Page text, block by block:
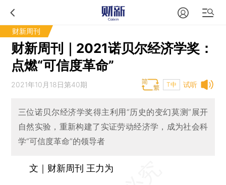
财新周刊
财新周刊｜2021诺贝尔经济学奖：
点燃“可信度革命”
试听
2021年10月18日第40期 T中
三位诺贝尔经济学奖得主利用“历史的变幻莫测”展开
自然实验，重新构建了实证劳动经济学，成为社会科
学“可信度革命”的领导者
文｜财新周刊 王力为